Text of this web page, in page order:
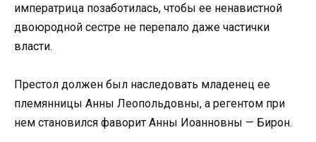
императрица позаботилась, чтобы ее ненавистной
двоюродной сестре не перепало даже частички
власти.
Престол должен был наследовать младенец ее
племянницы Анны Леопольдовны, а регентом при
нем становился фаворит Анны Иоанновны — Бирон.